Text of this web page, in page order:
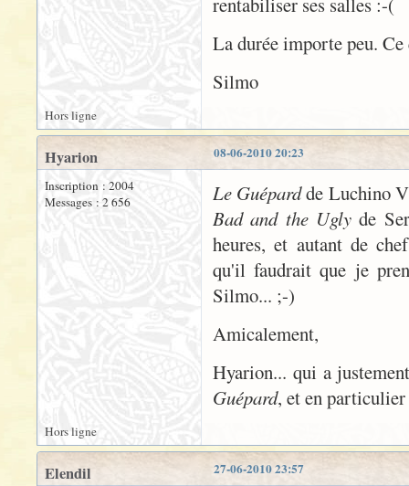
La durée importe peu.
Silmo
Hors ligne
08-06-2010 20:23
Hyarion
Inscription : 2004
Messages : 2 656
Le Guépardde Luchino
Bad and the Ugly de
heures, et autant de
qu'il faudrait que je
Silmo... ;-)
Amicalement,
Hyarion... qui a
Guépard, et en
Hors ligne
27-06-2010 23:57
Elendil